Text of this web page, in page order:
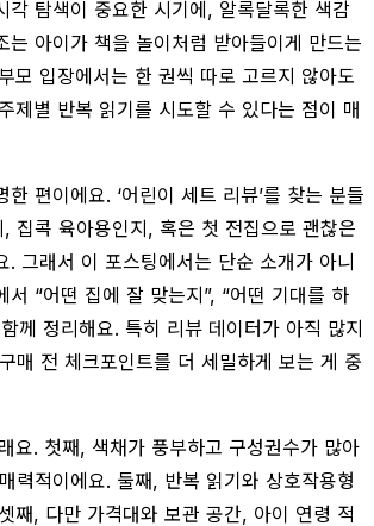
각 탐색이 중요한 시기에, 알록달록한 색감
는 아이가 책을 놀이처럼 받아들이게 만드는
모 입장에서는 한 권씩 따로 고르지 않아도
제별 반복 읽기를 시도할 수 있다는 점이 매
한 편이에요. ‘어린이 세트 리뷰’를 찾는 분들
집콕 육아용인지, 혹은 첫 전집으로 괜찮은
. 그래서 이 포스팅에서는 단순 소개가 아니
서 “어떤 집에 잘 맞는지”, “어떤 기대를 하
께 정리해요. 특히 리뷰 데이터가 아직 많지
매 전 체크포인트를 더 세밀하게 보는 게 중
요. 첫째, 색채가 풍부하고 구성권수가 많아
력적이에요. 둘째, 반복 읽기와 상호작용형
째, 다만 가격대와 보관 공간, 아이 연령 적